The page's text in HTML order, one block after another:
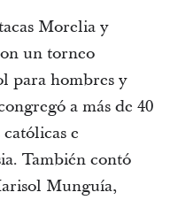
Morelia y
un torneo
para hombres y
a más de 40
e
También contó
Munguía,